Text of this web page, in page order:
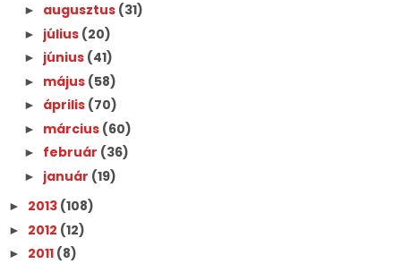
► augusztus (31)
► július (20)
► június (41)
► május (58)
► április (70)
► március (60)
► február (36)
► január (19)
► 2013 (108)
► 2012 (12)
► 2011 (8)